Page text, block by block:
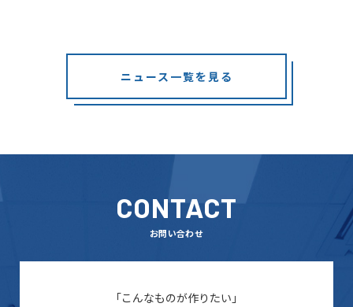
ニュース一覧を見る
CONTACT
お問い合わせ
「こんなものが作りたい」